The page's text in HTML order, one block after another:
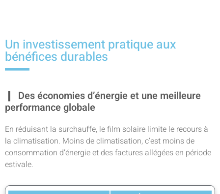
Un investissement pratique aux
bénéfices durables
Des économies d’énergie et une meilleure
performance globale
En réduisant la surchauffe, le film solaire limite le recours à
la climatisation. Moins de climatisation, c’est moins de
consommation d’énergie et des factures allégées en période
estivale.